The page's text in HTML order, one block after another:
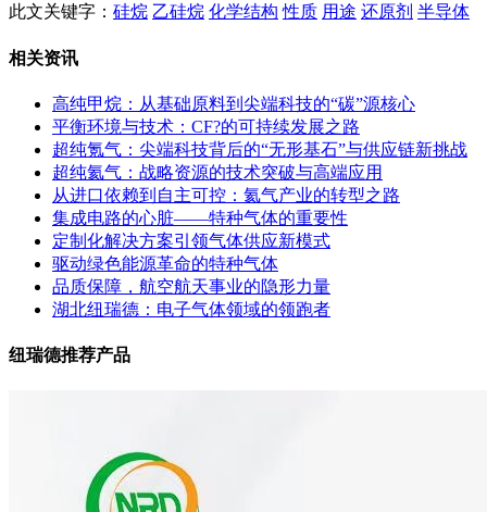
此文关键字： 硅烷 乙硅烷 化学结构 性质 用途 还原剂 半导体
相关资讯
高纯甲烷：从基础原料到尖端科技的“碳”源核心
平衡环境与技术：CF?的可持续发展之路
超纯氪气：尖端科技背后的“无形基石”与供应链新挑战
超纯氦气：战略资源的技术突破与高端应用
从进口依赖到自主可控：氦气产业的转型之路
集成电路的心脏——特种气体的重要性
定制化解决方案引领气体供应新模式
驱动绿色能源革命的特种气体
品质保障，航空航天事业的隐形力量
湖北纽瑞德：电子气体领域的领跑者
纽瑞德推荐产品